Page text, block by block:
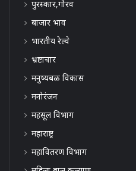
पुरस्कार,गौरव
बाजार भाव
भारतीय रेल्वे
भ्रष्टाचार
मनुष्यबळ विकास
मनोरंजन
महसूल विभाग
महाराष्ट्र
महावितरण विभाग